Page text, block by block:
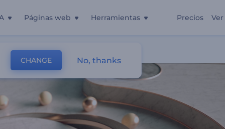
Páginas web Herramientas Precios Ver
CHANGE No, thanks